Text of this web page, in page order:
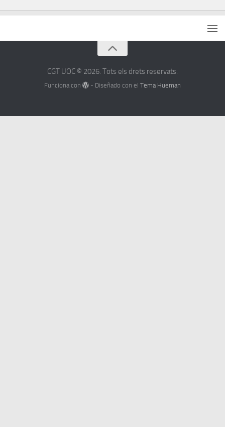
CGT UOC © 2026. Tots els drets reservats.
Funciona con - Diseñado con elTema Hueman